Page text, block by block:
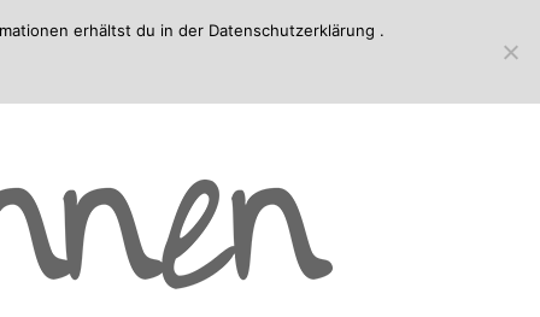
erhältst du in der Datenschutzerklärung .